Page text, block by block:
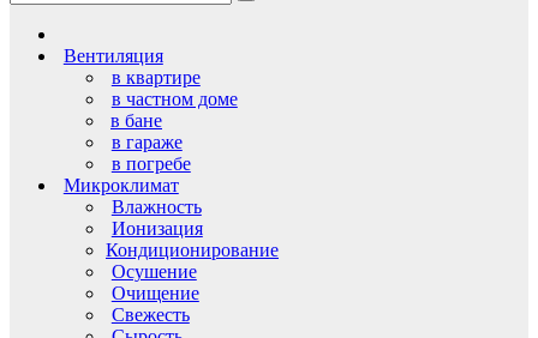
Вентиляция
в квартире
в частном доме
в бане
в гараже
в погребе
Микроклимат
Влажность
Ионизация
Кондиционирование
Осушение
Очищение
Свежесть